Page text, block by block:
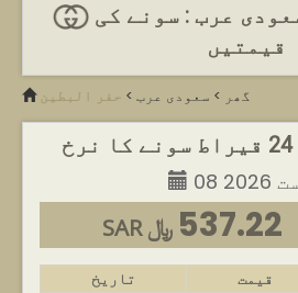
قیمتیں
گھر > سعودی عرب > حفر البطین
2026
SAR ﷼ 537.22
تاریخ قیمت